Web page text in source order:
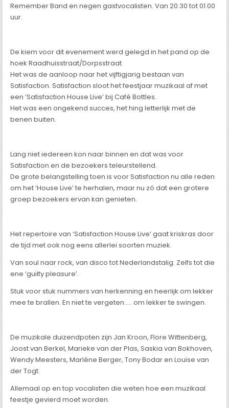
Remember Band en negen gastvocalisten. Van 20.30 tot 01.00
uur.
De kiem voor dit evenement werd gelegd in het pand op de
hoek Raadhuisstraat/Dorpsstraat.
Het was de aanloop naar het vijftigjarig bestaan van
Satisfaction. Satisfaction sloot het feestjaar muzikaal af met
een ‘Satisfaction House Live’ bij Café Bottles.
Het was een ongekend succes, het hing letterlijk met de
benen buiten.
Lang niet iedereen kon naar binnen en dat was voor
Satisfaction en de bezoekers teleurstellend.
De grote belangstelling toen is voor Satisfaction nu alle reden
om het ‘House Live’ te herhalen, maar nu zó dat een grotere
groep bezoekers ervan kan genieten.
Het repertoire van ‘Satisfaction House Live’ gaat kriskras door
de tijd met ook nog eens allerlei soorten muziek.
Van soul naar rock, van disco tot Nederlandstalig. Zelfs tot die
ene ‘guilty pleasure’.
Stuk voor stuk nummers van herkenning en heerlijk om lekker
mee te brallen. En niet te vergeten….. om lekker te swingen.
De muzikale duizendpoten zijn Jan Kroon, Flore Wittenberg,
Joost van Berkel, Marieke van der Plas, Saskia van Bokhoven,
Wendy Meesters, Marlène Berger, Tony Bodar en Louise van
der Togt.
Allemaal op en top vocalisten die weten hoe een muzikaal
feestje gevierd moet worden.